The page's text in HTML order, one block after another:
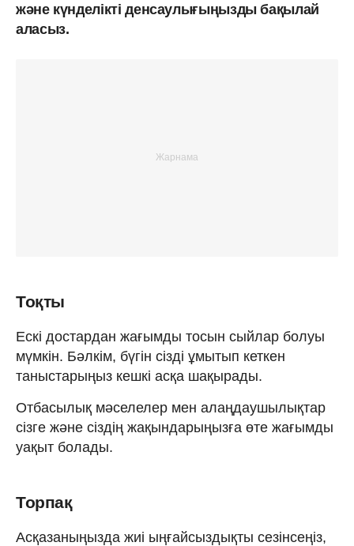
және күнделікті денсаулығыңызды бақылай
аласыз.
Тоқты
Ескі достардан жағымды тосын сыйлар болуы
мүмкін. Бәлкім, бүгін сізді ұмытып кеткен
таныстарыңыз кешкі асқа шақырады.
Отбасылық мәселелер мен алаңдаушылықтар
сізге және сіздің жақындарыңызға өте жағымды
уақыт болады.
Торпақ
Асқазаныңызда жиі ыңғайсыздықты сезінсеңіз,